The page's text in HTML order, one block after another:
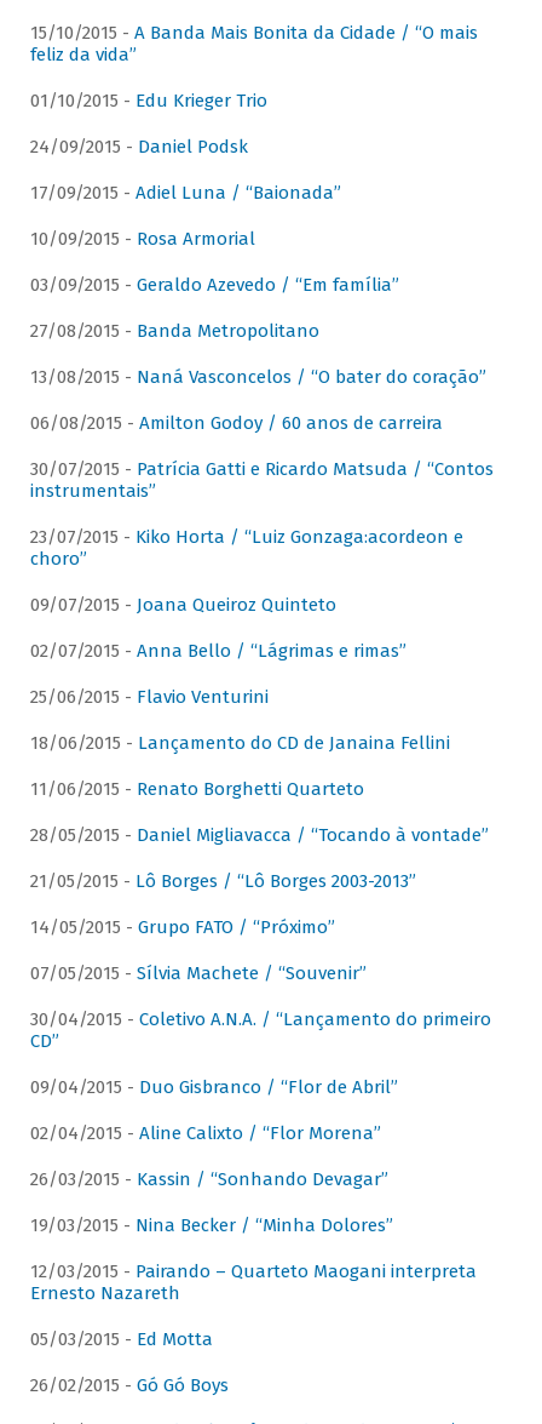
15/10/2015 - A Banda Mais Bonita da Cidade / “O mais
feliz da vida”
01/10/2015 - Edu Krieger Trio
24/09/2015 - Daniel Podsk
17/09/2015 - Adiel Luna / “Baionada”
10/09/2015 - Rosa Armorial
03/09/2015 - Geraldo Azevedo / “Em família”
27/08/2015 - Banda Metropolitano
13/08/2015 - Naná Vasconcelos / “O bater do coração”
06/08/2015 - Amilton Godoy / 60 anos de carreira
30/07/2015 - Patrícia Gatti e Ricardo Matsuda / “Contos
instrumentais”
23/07/2015 - Kiko Horta / “Luiz Gonzaga:acordeon e
choro”
09/07/2015 - Joana Queiroz Quinteto
02/07/2015 - Anna Bello / “Lágrimas e rimas”
25/06/2015 - Flavio Venturini
18/06/2015 - Lançamento do CD de Janaina Fellini
11/06/2015 - Renato Borghetti Quarteto
28/05/2015 - Daniel Migliavacca / “Tocando à vontade”
21/05/2015 - Lô Borges / “Lô Borges 2003-2013”
14/05/2015 - Grupo FATO / “Próximo”
07/05/2015 - Sílvia Machete / “Souvenir”
30/04/2015 - Coletivo A.N.A. / “Lançamento do primeiro
CD”
09/04/2015 - Duo Gisbranco / “Flor de Abril”
02/04/2015 - Aline Calixto / “Flor Morena”
26/03/2015 - Kassin / “Sonhando Devagar”
19/03/2015 - Nina Becker / “Minha Dolores”
12/03/2015 - Pairando – Quarteto Maogani interpreta
Ernesto Nazareth
05/03/2015 - Ed Motta
26/02/2015 - Gó Gó Boys